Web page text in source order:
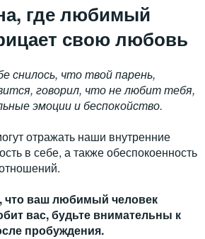
где любимый
свою любовь
снилось, что твой парень,
говорил, что не любит тебя,
эмоции и беспокойство.
отражать наши внутренние
в себе, а также обеспокоенность
что ваш любимый человек
вас, будьте внимательны к
пробуждения.